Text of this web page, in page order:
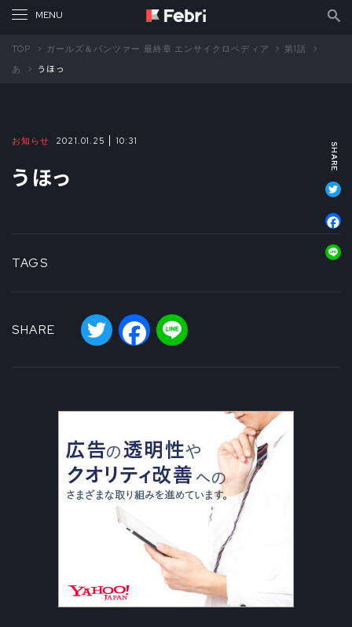
TOP ガールズ＆パンツァー 最終章 エンサイクロペディア
第1話
あ
うほっ
お知らせ 2021.01.25 10:31
うほっ
TAGS
SHARE
Twitter Facebook